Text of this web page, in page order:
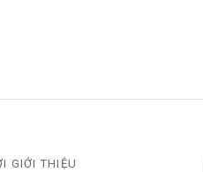
GIỚI THIỆU